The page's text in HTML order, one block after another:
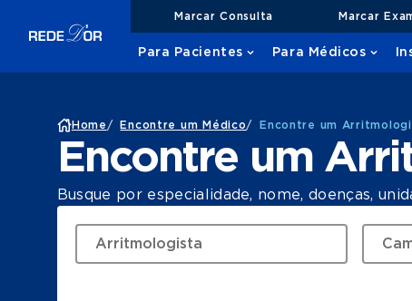
Marcar Consulta Marcar
Para Pacientes Para Médicos
Home / Encontre um Médico/ Encontre um
Encontre um
Busque por especialidade, nome, doenças,